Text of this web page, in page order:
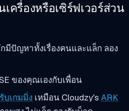
เครื่องหรือเซิร์ฟเวอร์ส่วน
มีปัญหาทั้งเรื่องคนและแล็ก ลอง
ของคุณเองกับเพื่อน
บเกมมิ่ง เหมือน Cloudzy's ARK